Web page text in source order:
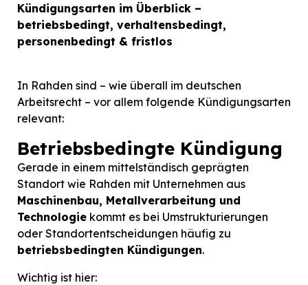
Kündigungsarten im Überblick –
betriebsbedingt, verhaltensbedingt,
personenbedingt & fristlos
In Rahden sind – wie überall im deutschen
Arbeitsrecht – vor allem folgende Kündigungsarten
relevant:
Betriebsbedingte Kündigung
Gerade in einem mittelständisch geprägten
Standort wie Rahden mit Unternehmen aus
Maschinenbau, Metallverarbeitung und
Technologie kommt es bei Umstrukturierungen
oder Standortentscheidungen häufig zu
betriebsbedingten Kündigungen.
Wichtig ist hier: